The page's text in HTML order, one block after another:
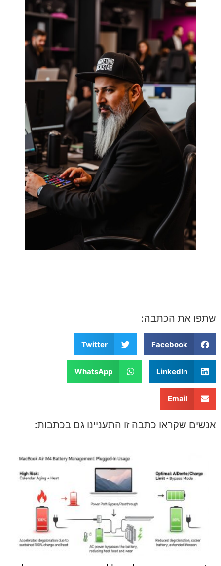
שתפו את הכתבה:
Facebook
Twitter
LinkedIn
WhatsApp
Email
אנשים שקראו כתבה זו התעניינו גם בכתבות: